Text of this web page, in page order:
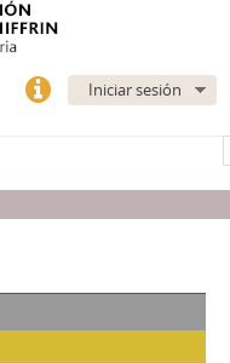
Iniciar sesión